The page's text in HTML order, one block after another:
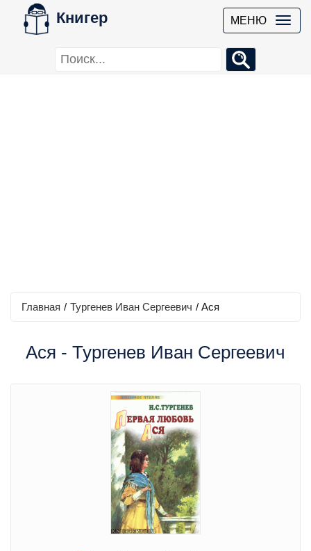
Книгер МЕНЮ
Главная / Тургенев Иван Сергеевич / Ася
Ася - Тургенев Иван Сергеевич